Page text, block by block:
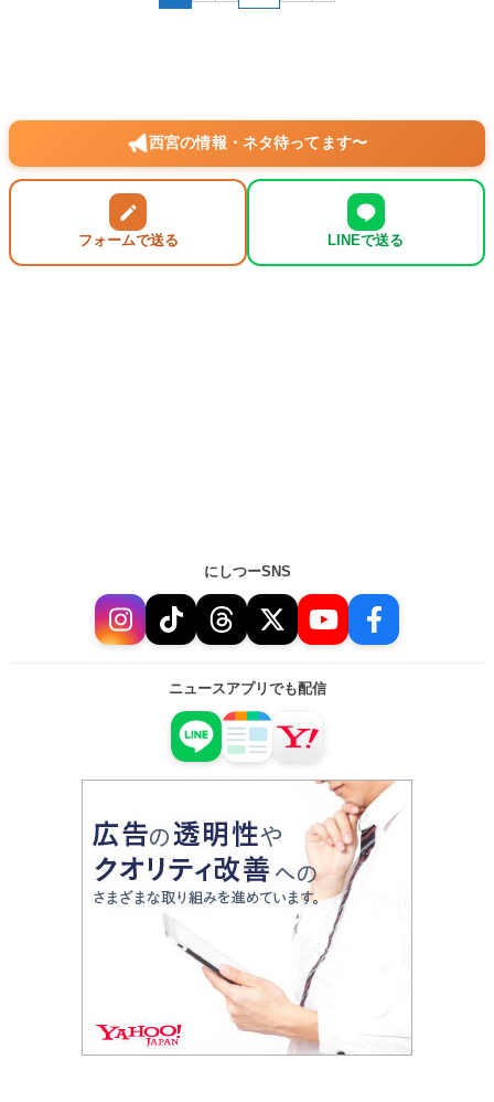
西宮の情報・ネタ待ってます〜
フォームで送る LINEで送る
にしつーSNS
ニュースアプリでも配信